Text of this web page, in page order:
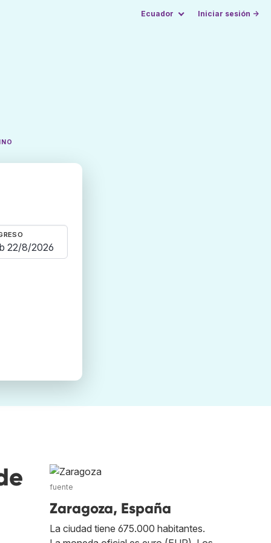
Ecuador Iniciar sesión →
fuente
Zaragoza, España
La ciudad tiene 675.000 habitantes.